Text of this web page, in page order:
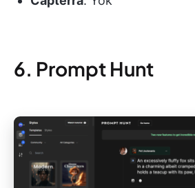
6. Prompt Hunt